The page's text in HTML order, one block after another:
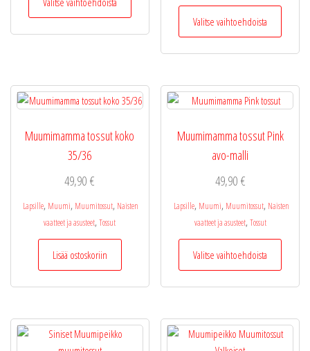
muunnelma.
tehdä
valinnat
sivulla.
Valitse vaihtoehdoista
Tällä
Voit
tehdä
Muumimamma tossut koko
35/36
49,90€
Lapsille, Muumi, Muumitossut, Naisten
vaatteet ja asusteet, Tossut
Lisää ostoskoriin
Muumimamma tossut Pink
avo-malli
49,90 €
Lapsille, Muumi, Muumitossut, Naisten
vaatteet ja asusteet, Tossut
Valitse vaihtoehdoista
Tällä
Voit
tehdä